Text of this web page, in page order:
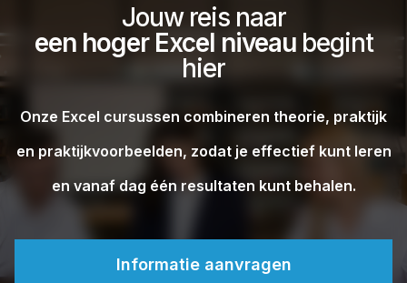
Jouw reis naar
een hoger Excel niveaubegint
hier
Onze Excel cursussen combineren theorie, praktijk
en praktijkvoorbeelden, zodat je effectief kunt leren
en vanaf dag één resultaten kunt behalen.
Informatie aanvragen